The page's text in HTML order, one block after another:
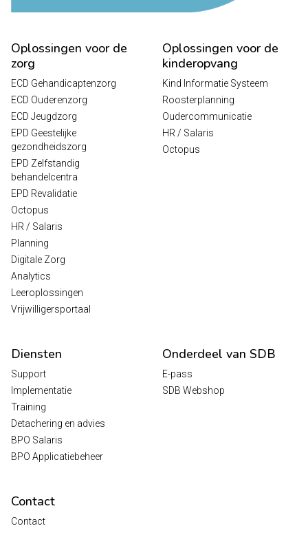
Oplossingen voor de
zorg
ECD Gehandicaptenzorg
ECD Ouderenzorg
ECD Jeugdzorg
EPD Geestelijke
gezondheidszorg
EPD Zelfstandig
behandelcentra
EPD Revalidatie
Octopus
HR / Salaris
Planning
Digitale Zorg
Analytics
Leeroplossingen
Vrijwilligersportaal
Oplossingen voor de
kinderopvang
Kind Informatie Systeem
Roosterplanning
Oudercommunicatie
HR / Salaris
Octopus
Diensten
Support
Implementatie
Training
Detachering en advies
BPO Salaris
BPO Applicatiebeheer
Onderdeel van SDB
E-pass
SDB Webshop
Contact
Contact